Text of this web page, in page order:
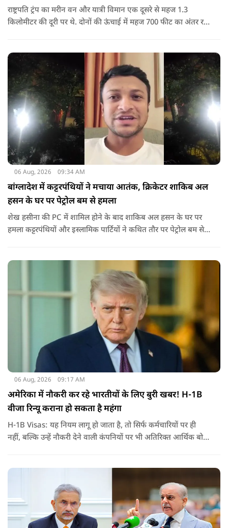
राष्ट्रपति ट्रंप का मरीन वन और यात्री विमान एक दूसरे से महज 1.3
किलोमीटर की दूरी पर थे. दोनों की ऊंचाई में महज 700 फीट का अंतर रह
06 Aug, 2026 09:34 AM
बांग्लादेश में कट्टरपंथियों ने मचाया आतंक, क्रिकेटर शाकिब अल
हसन के घर पर पेट्रोल बम से हमला
शेख हसीना की PC में शामिल होने के बाद शाकिब अल हसन के घर पर
हमला कट्टरपंथियों और इस्लामिक पार्टियों ने कथित तौर पर पेट्रोल बम से
जरिए संबोधन दिया था.
06 Aug, 2026 09:17 AM
अमेरिका में नौकरी कर रहे भारतीयों के लिए बुरी खबर! H-1B
वीजा रिन्यू कराना हो सकता है महंगा
H-1B Visas: यह नियम लागू हो जाता है, तो सिर्फ कर्मचारियों पर ही
नहीं, बल्कि उन्हें नौकरी देने वाली कंपनियों पर भी अतिरिक्त आर्थिक बोझ
वीजा का समय-समय पर नवीनीकरण कराते हैं.